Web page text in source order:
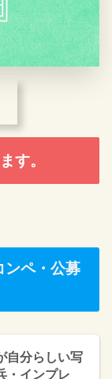
す。
ンペ・公募
自分らしい写
・インプレ